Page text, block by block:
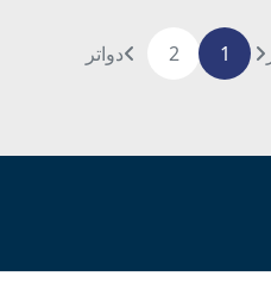
1
2 دواتر